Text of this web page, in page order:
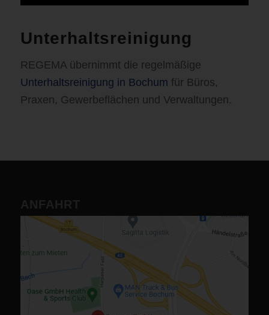
Unterhaltsreinigung
REGEMA übernimmt die regelmäßige
Unterhaltsreinigung in Bochum für Büros,
Praxen, Gewerbeflächen und Verwaltungen.